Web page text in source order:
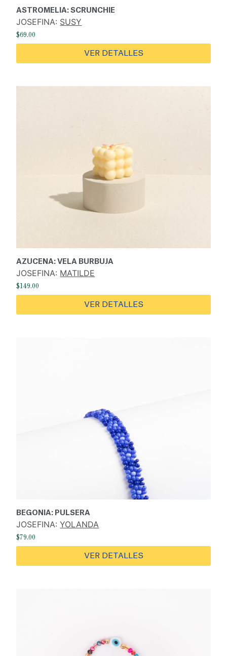
ASTROMELIA: SCRUNCHIE
JOSEFINA: SUSY
$69.00
VER DETALLES
AZUCENA: VELA BURBUJA
JOSEFINA: MATILDE
$149.00
VER DETALLES
BEGONIA: PULSERA
JOSEFINA:YOLANDA
$79.00
VER DETALLES